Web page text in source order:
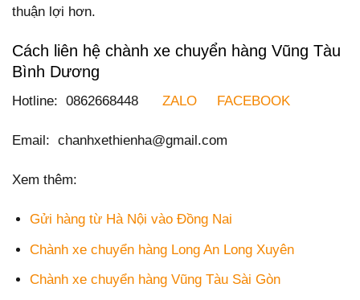
thuận lợi hơn.
Cách liên hệ chành xe chuyển hàng Vũng Tàu
Bình Dương
Hotline: 0862668448 ZALO FACEBOOK
Email: chanhxethienha@gmail.com
Xem thêm:
Gửi hàng từ Hà Nội vào Đồng Nai
Chành xe chuyển hàng Long An Long Xuyên
Chành xe chuyển hàng Vũng Tàu Sài Gòn